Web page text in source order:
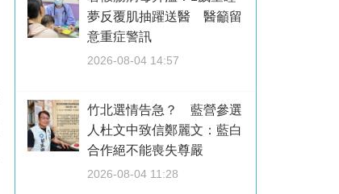
夢反覆肌抽躍送醫 醫籲留
意重症警訊
2026-08-04 14:57
竹北選情告急？ 藍營參選
人杜文中致信鄭麗文：藍白
合作絕不能喪失尊嚴
2026-08-04 11:28